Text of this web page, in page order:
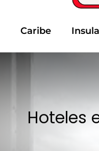
Caribe
Hoteles